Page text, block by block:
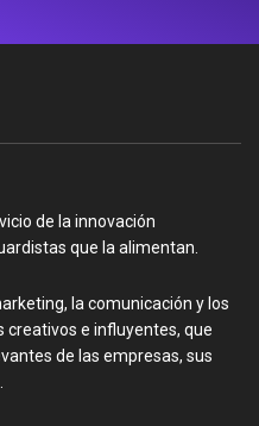
de la innovación
que la alimentan.
la comunicación y los
creativos e influyentes, que
de las empresas, sus